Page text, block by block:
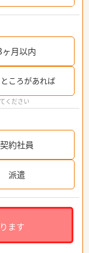
ヶ月以内
ころがあれば
ください
契約社員
派遣
ます